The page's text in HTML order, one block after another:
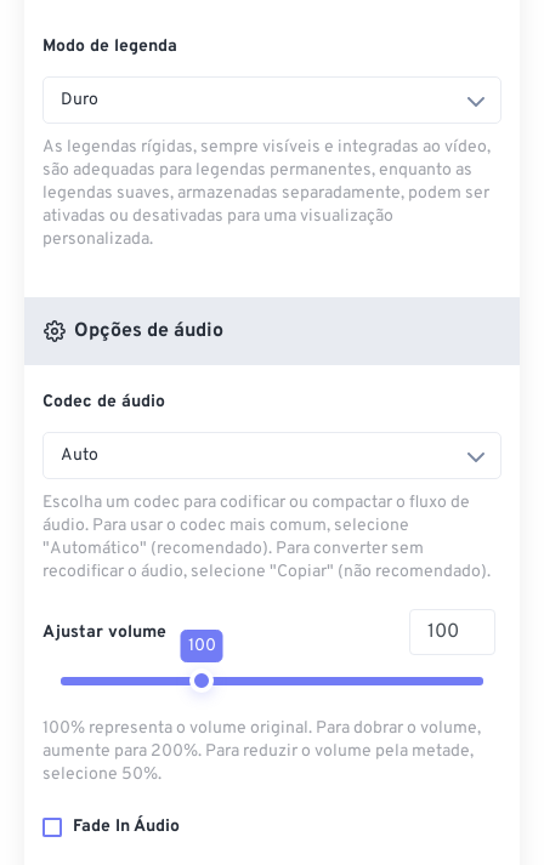
Modo de legenda
Duro
As legendas rígidas, sempre visíveis e integradas ao vídeo,
são adequadas para legendas permanentes, enquanto as
legendas suaves, armazenadas separadamente, podem ser
ativadas ou desativadas para uma visualização
personalizada.
Opções de áudio
Codec de áudio
Auto
Escolha um codec para codificar ou compactar o fluxo de
áudio. Para usar o codec mais comum, selecione
"Automático" (recomendado). Para converter sem
recodificar o áudio, selecione "Copiar" (não recomendado).
Ajustar volume
100
100% representa o volume original. Para dobrar o volume,
aumente para 200%. Para reduzir o volume pela metade,
selecione 50%.
Fade In Áudio